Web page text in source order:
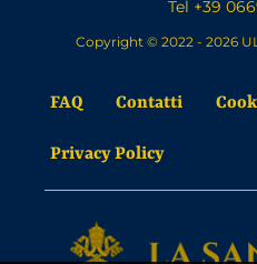
Tel +39
Copyright © 2022 - 2026
FAQ Contatti
Privacy Policy